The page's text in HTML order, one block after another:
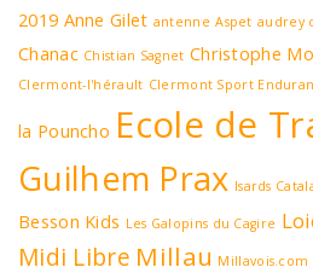
2019 Anne Gilet antenne Aspet audrey
Chanac Chistian Sagnet Christophe
Clermont-l'hérault Clermont Sport
la Pouncho Ecole de
Guilhem Prax Isards
Besson Kids Les Galopins du Cagire
Midi Libre Millau Millavois.com